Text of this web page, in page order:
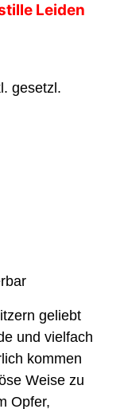
Leiden
gesetzl.
geliebt
und vielfach
kommen
Weise zu
Opfer,